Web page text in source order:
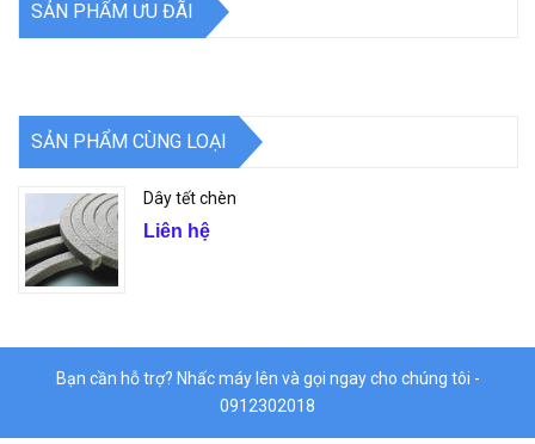
SẢN PHẨM ƯU ĐÃI
SẢN PHẨM CÙNG LOẠI
Dây tết chèn
Liên hệ
Bạn cần hỗ trợ? Nhấc máy lên và gọi ngay cho chúng tôi -
0912302018